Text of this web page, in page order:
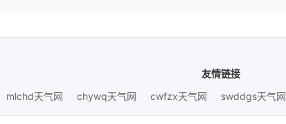
友情链接
mlchd天气网
chywq天气网 cwfzx天气网 swddgs天气网